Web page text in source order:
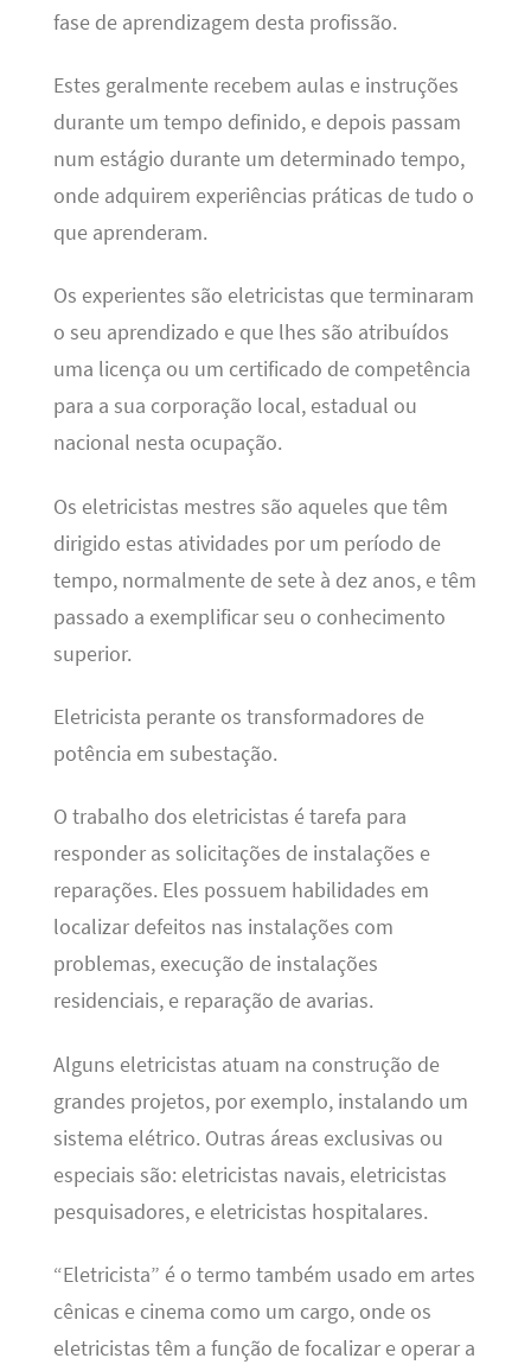
fase de aprendizagem desta profissão.
Estes geralmente recebem aulas e instruções
durante um tempo definido, e depois passam
num estágio durante um determinado tempo,
onde adquirem experiências práticas de tudo o
que aprenderam.
Os experientes são eletricistas que terminaram
o seu aprendizado e que lhes são atribuídos
uma licença ou um certificado de competência
para a sua corporação local, estadual ou
nacional nesta ocupação.
Os eletricistas mestres são aqueles que têm
dirigido estas atividades por um período de
tempo, normalmente de sete à dez anos, e têm
passado a exemplificar seu o conhecimento
superior.
Eletricista perante os transformadores de
potência em subestação.
O trabalho dos eletricistas é tarefa para
responder as solicitações de instalações e
reparações. Eles possuem habilidades em
localizar defeitos nas instalações com
problemas, execução de instalações
residenciais, e reparação de avarias.
Alguns eletricistas atuam na construção de
grandes projetos, por exemplo, instalando um
sistema elétrico. Outras áreas exclusivas ou
especiais são: eletricistas navais, eletricistas
pesquisadores, e eletricistas hospitalares.
“Eletricista” é o termo também usado em artes
cênicas e cinema como um cargo, onde os
eletricistas têm a função de focalizar e operar a